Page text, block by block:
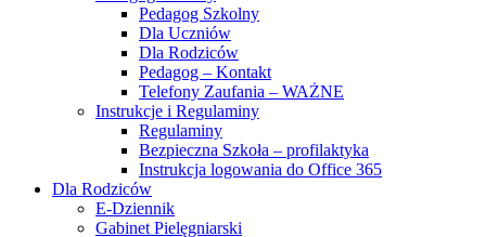
Pedagog Szkolny
Dla Uczniów
Dla Rodziców
Pedagog – Kontakt
Telefony Zaufania – WAŻNE
Instrukcje i Regulaminy
Regulaminy
Bezpieczna Szkoła – profilaktyka
Instrukcja logowania do Office 365
Dla Rodziców
E-Dziennik
Gabinet Pielęgniarski